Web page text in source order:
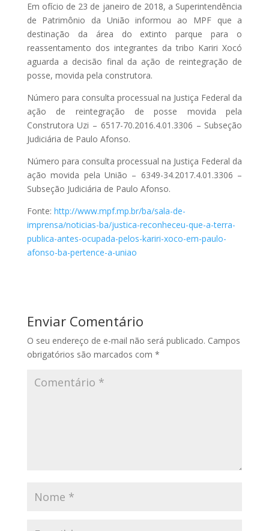
Em ofício de 23 de janeiro de 2018, a Superintendência
de Patrimônio da União informou ao MPF que a
destinação da área do extinto parque para o
reassentamento dos integrantes da tribo Kariri Xocó
aguarda a decisão final da ação de reintegração de
posse, movida pela construtora.
Número para consulta processual na Justiça Federal da
ação de reintegração de posse movida pela
Construtora Uzi – 6517-70.2016.4.01.3306 – Subseção
Judiciária de Paulo Afonso.
Número para consulta processual na Justiça Federal da
ação movida pela União – 6349-34.2017.4.01.3306 –
Subseção Judiciária de Paulo Afonso.
Fonte: http://www.mpf.mp.br/ba/sala-de-
imprensa/noticias-ba/justica-reconheceu-que-a-terra-
publica-antes-ocupada-pelos-kariri-xoco-em-paulo-
afonso-ba-pertence-a-uniao
Enviar Comentário
O seu endereço de e-mail não será publicado. Campos
obrigatórios são marcados com *